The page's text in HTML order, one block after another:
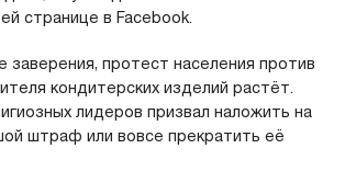
странице в Facebook.
заверения, протест населения против
кондитерских изделий растёт.
лидеров призвал наложить на
штраф или вовсе прекратить её